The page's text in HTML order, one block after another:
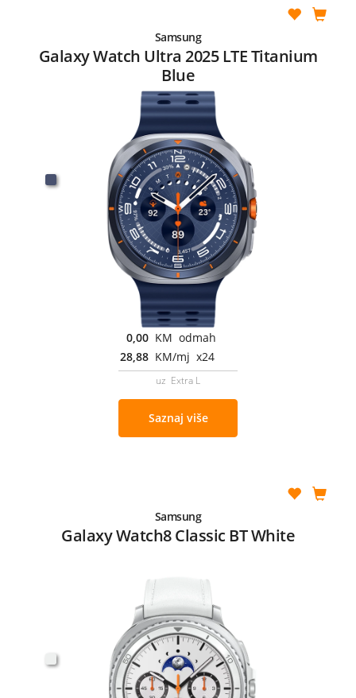
Samsung
Galaxy Watch Ultra 2025 LTE Titanium
Blue
0,00 KM odmah
28,88 KM/mj x24
uz Extra L
Saznaj više
Samsung
Galaxy Watch8 Classic BT White